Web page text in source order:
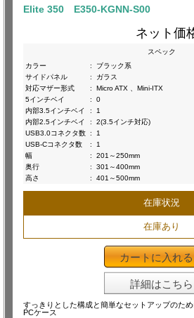
Elite 350 E350-KGNN-S00
ネット価
スペック
カラー
:
ブラック系
サイドパネル
:
ガラス
対応マザー形式
:
Micro ATX 、Mini-ITX
5インチベイ
:
0
内部3.5インチベイ
:
1
内部2.5インチベイ
:
2(3.5インチ対応)
USB3.0コネクタ数 :
1
USB-Cコネクタ数
:
1
幅
:
201～250mm
奥行
:
301～400mm
高さ
: 401～500mm
在庫状況
在庫あり
カートに入れる
詳細はこちら
すっきりとした構成と簡単なセットアップのた
PCケース